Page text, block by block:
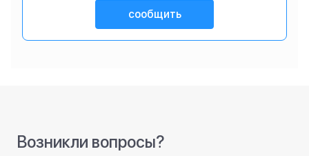
сообщить
Возникли вопросы?